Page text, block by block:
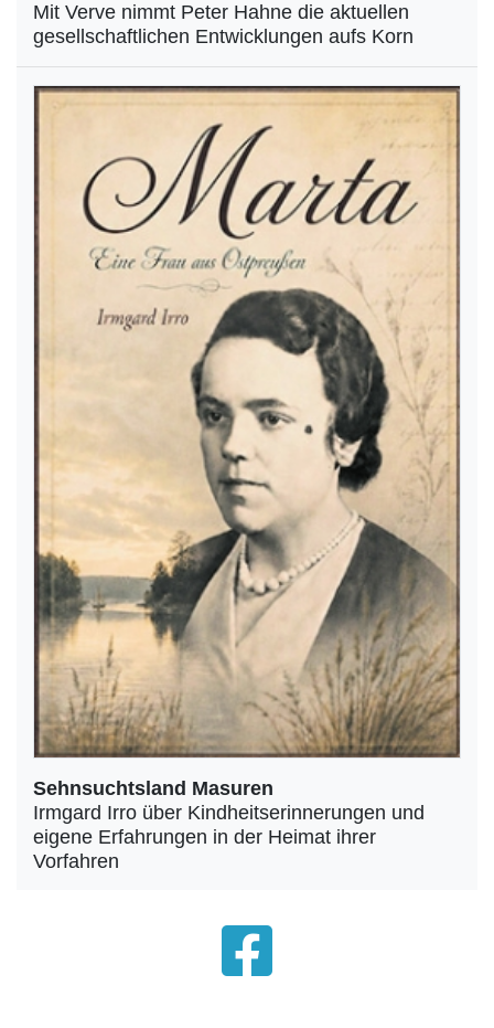
Mit Verve nimmt Peter Hahne die aktuellen
gesellschaftlichen Entwicklungen aufs Korn
Sehnsuchtsland Masuren
Irmgard Irro über Kindheitserinnerungen und
eigene Erfahrungen in der Heimat ihrer
Vorfahren